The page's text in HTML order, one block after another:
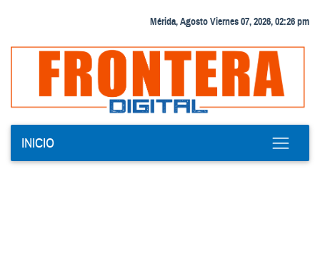
Mérida, Agosto Viernes 07, 2026, 02:26 pm
INICIO